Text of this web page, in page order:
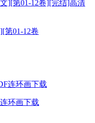
第01-12卷
环画下载